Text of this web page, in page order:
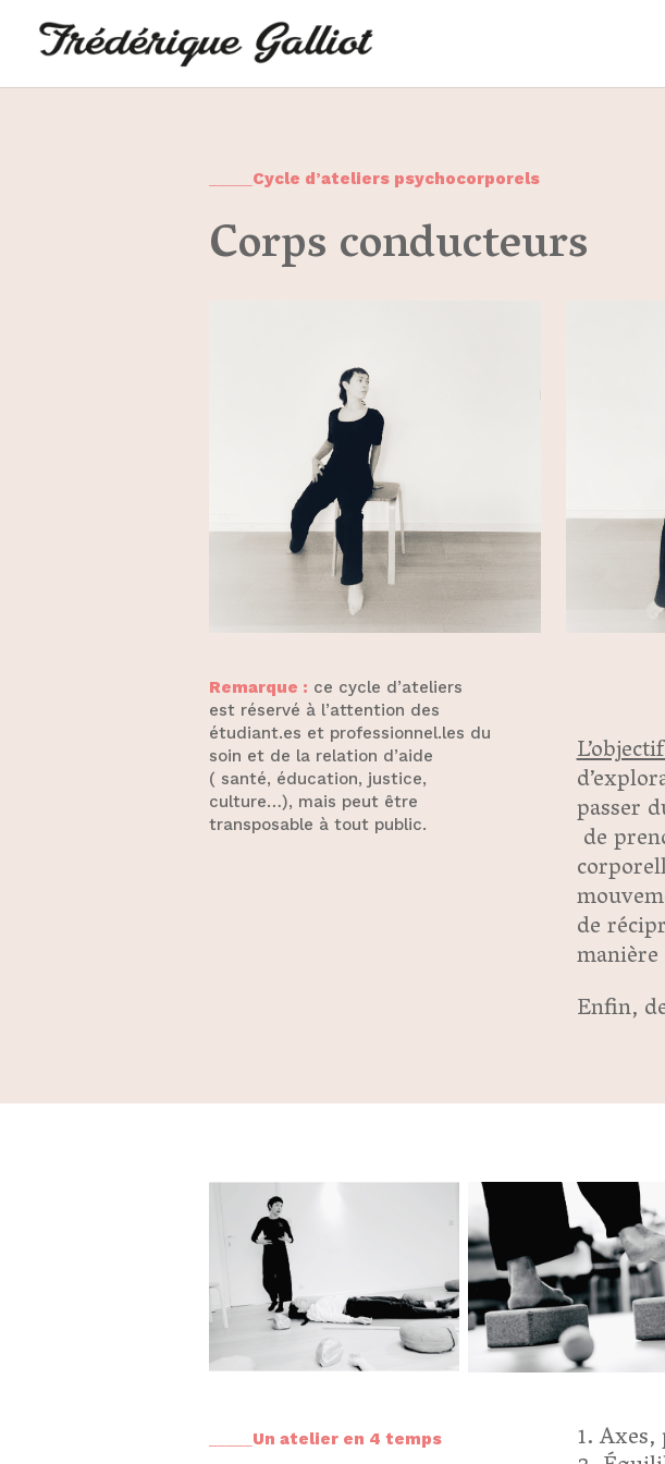
Cycle d’ateliers psychocorporels
Corps conducteurs
Remarque : ce cycle d’ateliers
est réservé à l’attention des
étudiant.es et professionnel.les du
soin et de la relation d’aide
( santé, éducation, justice,
culture…), mais peut être
transposable à tout public.
passer
de
de
Enfin,
Un atelier en 4 temps Axes,